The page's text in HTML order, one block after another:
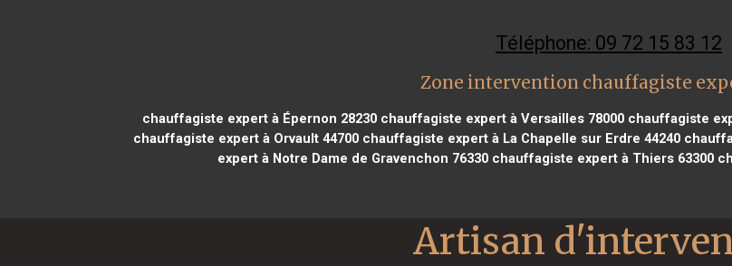
Téléphone: 09 72 15 83 12
Zone intervention chauffagiste
chauffagiste expert à Épernon 28230 chauffagiste expert à Versailles 78000 chauffagiste
chauffagiste expert à Orvault 44700 chauffagiste expert à La Chapelle sur Erdre 44240
expert à Notre Dame de Gravenchon 76330 chauffagiste expert à Thiers 63300
Artisan